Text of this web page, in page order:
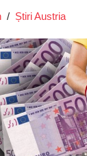
Știri Austria